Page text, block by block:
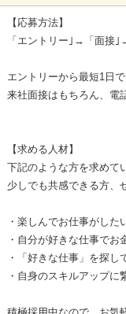
【応募方法】
「エントリー｣→「面接
エントリーから最短1日
来社面接はもちろん、電
【求める人材】
下記のような方を求めて
少しでも共感できる方、
・楽しんでお仕事がした
・自分が好きな仕事でお
・「好きな仕事」を探し
・自身のスキルアップに